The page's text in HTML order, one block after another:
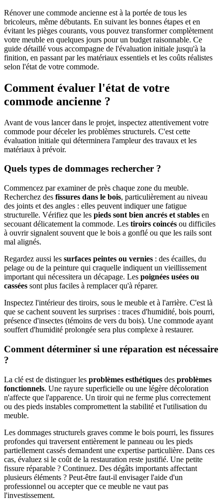
Rénover une commode ancienne est à la portée de tous les
bricoleurs, même débutants. En suivant les bonnes étapes et en
évitant les pièges courants, vous pouvez transformer complètement
votre meuble en quelques jours pour un budget raisonnable. Ce
guide détaillé vous accompagne de l'évaluation initiale jusqu'à la
finition, en passant par les matériaux essentiels et les coûts réalistes
selon l'état de votre commode.
Comment évaluer l'état de votre
commode ancienne ?
Avant de vous lancer dans le projet, inspectez attentivement votre
commode pour déceler les problèmes structurels. C'est cette
évaluation initiale qui déterminera l'ampleur des travaux et les
matériaux à prévoir.
Quels types de dommages rechercher ?
Commencez par examiner de près chaque zone du meuble.
Recherchez des fissures dans le bois, particulièrement au niveau
des joints et des angles : elles peuvent indiquer une fatigue
structurelle. Vérifiez que les pieds sont bien ancrés et stables en
secouant délicatement la commode. Les tiroirs coincés ou difficiles
à ouvrir signalent souvent que le bois a gonflé ou que les rails sont
mal alignés.
Regardez aussi les surfaces peintes ou vernies : des écailles, du
pelage ou de la peinture qui craquelle indiquent un vieillissement
important qui nécessitera un décapage. Les poignées usées ou
cassées sont plus faciles à remplacer qu'à réparer.
Inspectez l'intérieur des tiroirs, sous le meuble et à l'arrière. C'est là
que se cachent souvent les surprises : traces d'humidité, bois pourri,
présence d'insectes (témoins de vers du bois). Une commode ayant
souffert d'humidité prolongée sera plus complexe à restaurer.
Comment déterminer si une réparation est nécessaire
?
La clé est de distinguer les problèmes esthétiques des problèmes
fonctionnels. Une rayure superficielle ou une légère décoloration
n'affecte que l'apparence. Un tiroir qui ne ferme plus correctement
ou des pieds instables compromettent la stabilité et l'utilisation du
meuble.
Les dommages structurels graves comme le bois pourri, les fissures
profondes qui traversent entièrement le panneau ou les pieds
partiellement cassés demandent une expertise particulière. Dans ces
cas, évaluez si le coût de la restauration reste justifié. Une petite
fissure réparable ? Continuez. Des dégâts importants affectant
plusieurs éléments ? Peut-être faut-il envisager l'aide d'un
professionnel ou accepter que ce meuble ne vaut pas
l'investissement.